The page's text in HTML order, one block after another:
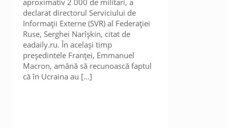
aproximativ 2 000 de militari, a
declarat directorul Serviciului de
Informații Externe (SVR) al Federației
Ruse, Serghei Narîșkin, citat de
eadaily.ru. În același timp
președintele Franței, Emmanuel
Macron, amână să recunoască faptul
că în Ucraina au […]